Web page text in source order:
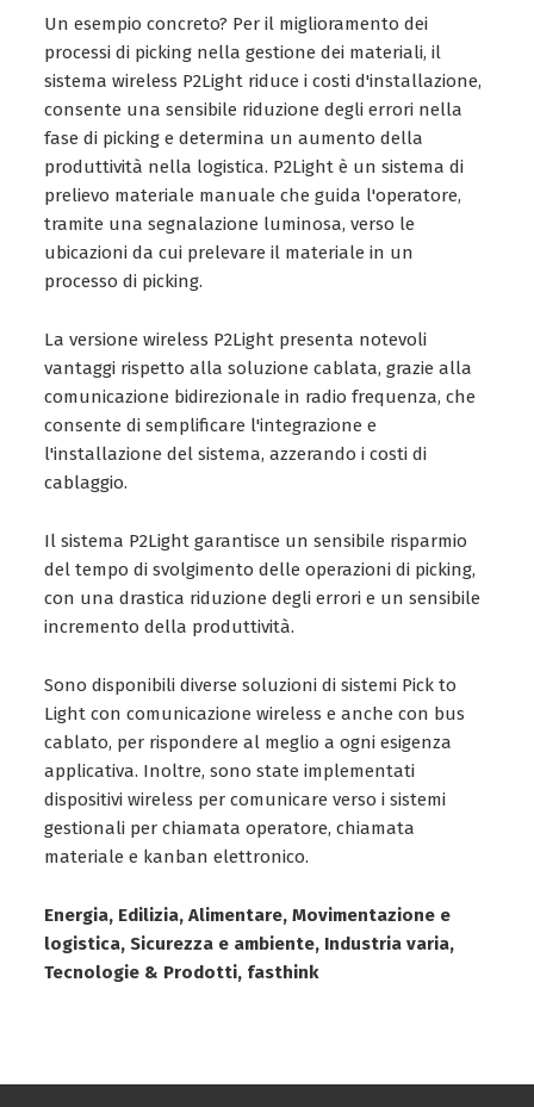
Un esempio concreto? Per il miglioramento dei
processi di picking nella gestione dei materiali, il
sistema wireless P2Light riduce i costi d'installazione,
consente una sensibile riduzione degli errori nella
fase di picking e determina un aumento della
produttività nella logistica. P2Light è un sistema di
prelievo materiale manuale che guida l'operatore,
tramite una segnalazione luminosa, verso le
ubicazioni da cui prelevare il materiale in un
processo di picking.
La versione wireless P2Light presenta notevoli
vantaggi rispetto alla soluzione cablata, grazie alla
comunicazione bidirezionale in radio frequenza, che
consente di semplificare l'integrazione e
l'installazione del sistema, azzerando i costi di
cablaggio.
Il sistema P2Light garantisce un sensibile risparmio
del tempo di svolgimento delle operazioni di picking,
con una drastica riduzione degli errori e un sensibile
incremento della produttività.
Sono disponibili diverse soluzioni di sistemi Pick to
Light con comunicazione wireless e anche con bus
cablato, per rispondere al meglio a ogni esigenza
applicativa. Inoltre, sono state implementati
dispositivi wireless per comunicare verso i sistemi
gestionali per chiamata operatore, chiamata
materiale e kanban elettronico.
Energia, Edilizia, Alimentare, Movimentazione e
logistica, Sicurezza e ambiente, Industria varia,
Tecnologie & Prodotti, fasthink